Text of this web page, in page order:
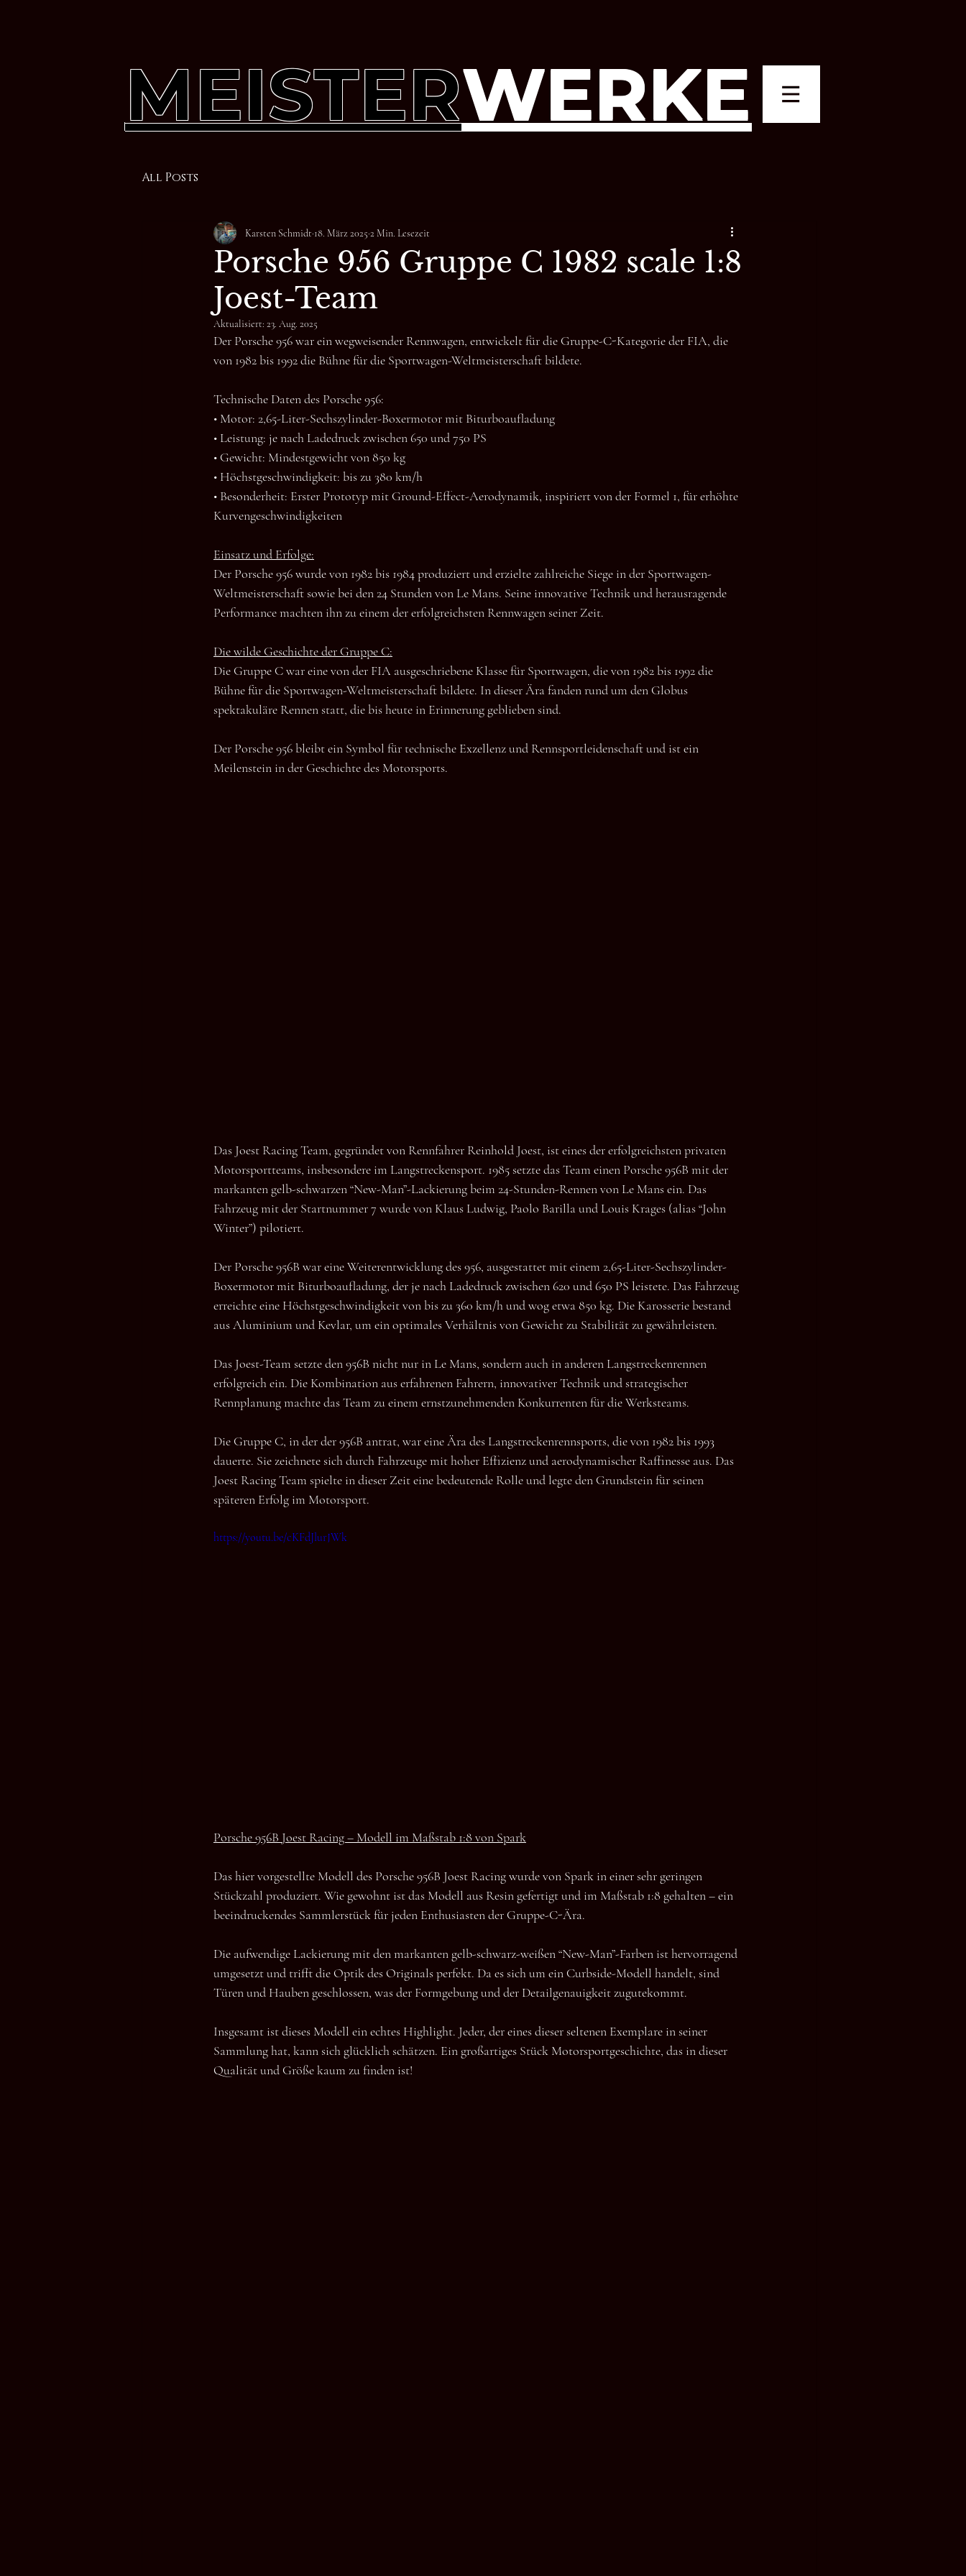
MEISTERWERKE
All Posts
Porsche 956 Gruppe C 1982 scale 1:8
Joest-Team
Karsten Schmidt 18. März 2025 2 Min. Lesezeit
Aktualisiert: 23. Aug. 2025
Der Porsche 956 war ein wegweisender Rennwagen, entwickelt für die Gruppe-C-Kategorie der FIA, die
von 1982 bis 1992 die Bühne für die Sportwagen-Weltmeisterschaft bildete.
Technische Daten des Porsche 956:
• Motor: 2,65-Liter-Sechszylinder-Boxermotor mit Biturboaufladung
• Leistung: je nach Ladedruck zwischen 650 und 750 PS
• Gewicht: Mindestgewicht von 850 kg
• Höchstgeschwindigkeit: bis zu 380 km/h
• Besonderheit: Erster Prototyp mit Ground-Effect-Aerodynamik, inspiriert von der Formel 1, für erhöhte
Kurvengeschwindigkeiten
Einsatz und Erfolge:
Der Porsche 956 wurde von 1982 bis 1984 produziert und erzielte zahlreiche Siege in der Sportwagen-
Weltmeisterschaft sowie bei den 24 Stunden von Le Mans. Seine innovative Technik und herausragende
Performance machten ihn zu einem der erfolgreichsten Rennwagen seiner Zeit.
Die wilde Geschichte der Gruppe C:
Die Gruppe C war eine von der FIA ausgeschriebene Klasse für Sportwagen, die von 1982 bis 1992 die
Bühne für die Sportwagen-Weltmeisterschaft bildete. In dieser Ära fanden rund um den Globus
spektakuläre Rennen statt, die bis heute in Erinnerung geblieben sind.
Der Porsche 956 bleibt ein Symbol für technische Exzellenz und Rennsportleidenschaft und ist ein
Meilenstein in der Geschichte des Motorsports.
Das Joest Racing Team, gegründet von Rennfahrer Reinhold Joest, ist eines der erfolgreichsten privaten
Motorsportteams, insbesondere im Langstreckensport. 1985 setzte das Team einen Porsche 956B mit der
markanten gelb-schwarzen “New-Man”-Lackierung beim 24-Stunden-Rennen von Le Mans ein. Das
Fahrzeug mit der Startnummer 7 wurde von Klaus Ludwig, Paolo Barilla und Louis Krages (alias “John
Winter”) pilotiert.
Der Porsche 956B war eine Weiterentwicklung des 956, ausgestattet mit einem 2,65-Liter-Sechszylinder-
Boxermotor mit Biturboaufladung, der je nach Ladedruck zwischen 620 und 650 PS leistete. Das Fahrzeug
erreichte eine Höchstgeschwindigkeit von bis zu 360 km/h und wog etwa 850 kg. Die Karosserie bestand
aus Aluminium und Kevlar, um ein optimales Verhältnis von Gewicht zu Stabilität zu gewährleisten.
Das Joest-Team setzte den 956B nicht nur in Le Mans, sondern auch in anderen Langstreckenrennen
erfolgreich ein. Die Kombination aus erfahrenen Fahrern, innovativer Technik und strategischer
Rennplanung machte das Team zu einem ernstzunehmenden Konkurrenten für die Werksteams.
Die Gruppe C, in der der 956B antrat, war eine Ära des Langstreckenrennsports, die von 1982 bis 1993
dauerte. Sie zeichnete sich durch Fahrzeuge mit hoher Effizienz und aerodynamischer Raffinesse aus. Das
Joest Racing Team spielte in dieser Zeit eine bedeutende Rolle und legte den Grundstein für seinen
späteren Erfolg im Motorsport.
https://youtu.be/cKFdJlurJWk
Porsche 956B Joest Racing – Modell im Maßstab 1:8 von Spark
Das hier vorgestellte Modell des Porsche 956B Joest Racing wurde von Spark in einer sehr geringen
Stückzahl produziert. Wie gewohnt ist das Modell aus Resin gefertigt und im Maßstab 1:8 gehalten – ein
beeindruckendes Sammlerstück für jeden Enthusiasten der Gruppe-C-Ära.
Die aufwendige Lackierung mit den markanten gelb-schwarz-weißen “New-Man”-Farben ist hervorragend
umgesetzt und trifft die Optik des Originals perfekt. Da es sich um ein Curbside-Modell handelt, sind
Türen und Hauben geschlossen, was der Formgebung und der Detailgenauigkeit zugutekommt.
Insgesamt ist dieses Modell ein echtes Highlight. Jeder, der eines dieser seltenen Exemplare in seiner
Sammlung hat, kann sich glücklich schätzen. Ein großartiges Stück Motorsportgeschichte, das in dieser
Qualität und Größe kaum zu finden ist!